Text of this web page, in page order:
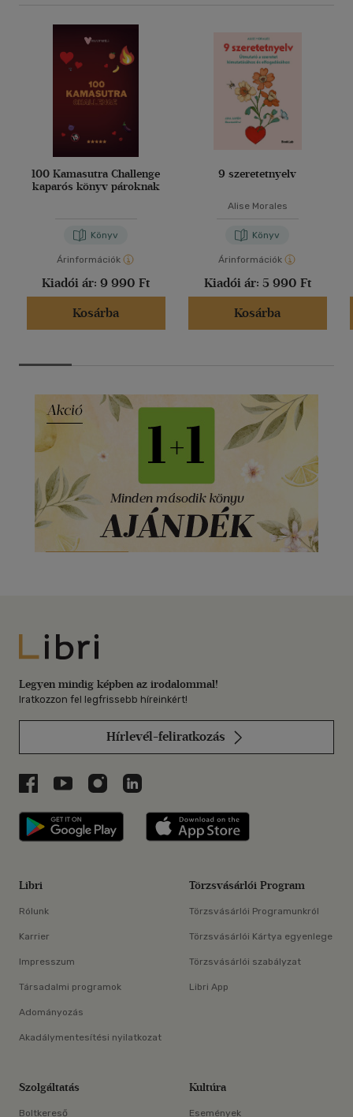
100 Kamasutra Challenge
kaparós könyv pároknak
Könyv
Árinformációk
Kiadói ár: 9 990 Ft
Kosárba
9 szeretetnyelv
Alise Morales
Könyv
Árinformációk
Kiadói ár: 5 990 Ft
Kosárba
Libri
Legyen mindig képben az irodalommal!
Iratkozzon fel legfrissebb híreinkért!
Hírlevél-feliratkozás
Libri a Facebookon
Libri a Youtube-on
Libri az Instagramon
Libri a LinkedInen
Libri applikáció Szerezd meg: Google
Libri
Rólunk
Karrier
Impresszum
Társadalmi programok
Adományozás
Akadálymentesítési nyilatkozat
Törzsvásárlói Program
Törzsvásárlói Programunkról
Törzsvásárlói Kártya egyenlege
Törzsvásárlói szabályzat
Libri App
Szolgáltatás
Boltkereső
Kultúra
Események